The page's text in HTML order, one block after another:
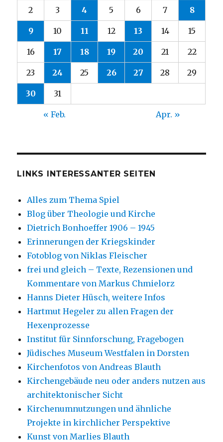
2 3 4 5 6 7 8
9 10 11 12 13 14 15
16 17 18 19 20 21 22
23 24 25 26 27 28 29
30 31
« Feb. Apr. »
LINKS INTERESSANTER SEITEN
Alles zum Thema Spiel
Blog über Theologie und Kirche
Dietrich Bonhoeffer 1906 – 1945
Erinnerungen der Kriegskinder
Fotoblog von Niklas Fleischer
frei und gleich – Texte, Rezensionen und
Kommentare von Markus Chmielorz
Hanns Dieter Hüsch, weitere Infos
Hartmut Hegeler zu allen Fragen der
Hexenprozesse
Institut für Sinnforschung, Fragebogen
Jüdisches Museum Westfalen in Dorsten
Kirchenfotos von Andreas Blauth
Kirchengebäude neu oder anders nutzen aus
architektonischer Sicht
Kirchenumnutzungen und ähnliche
Projekte in kirchlicher Perspektive
Kunst von Marlies Blauth